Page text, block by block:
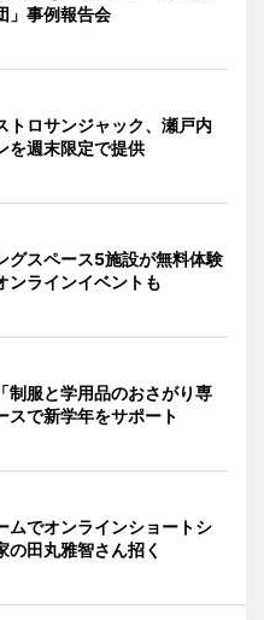
」事例報告会
トロサンジャック、瀬戸内
を週末限定で提供
グスペース5施設が無料体験
ラインイベントも
制服と学用品のおさがり専
スで新学年をサポート
ムでオンラインショートシ
田丸雅智さん招く